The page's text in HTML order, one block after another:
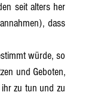
seit alters her
dass
und Geboten,
zu tun und zu